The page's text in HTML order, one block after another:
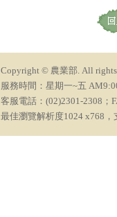
Copyright © 農業部. All rights
服務時間：星期一~五
客服電話：(02)2301-2308；
最佳瀏覽解析度1024 x768，